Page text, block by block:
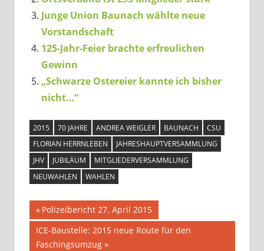
Junge Union Baunach wählte neue
Vorstandschaft
125-Jahr-Feier brachte erfreulichen
Gewinn
„Schwarze Ostereier kannte ich bisher
nicht…“
2015 70 JAHRE ANDREA WEIGLER BAUNACH
CSU
FLORIAN HERRNLEBEN
JAHRESHAUPTVERSAMMLUNG
JHV
JUBILÄUM
MITGLIEDERVERSAMMLUNG
NEUWAHLEN
WAHLEN
Beitragsnavigation
Vorheriger
Beitrag:
Polizeibericht 27. April 2015
Nächster
Beitrag:
ICE-Baustelle: 2015 neue Route für den
Faschingsumzug